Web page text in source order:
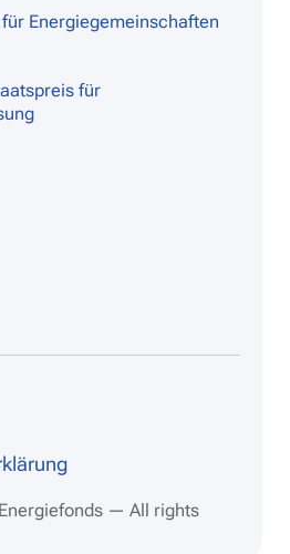
Energiegemeinschaften
für
— All rights